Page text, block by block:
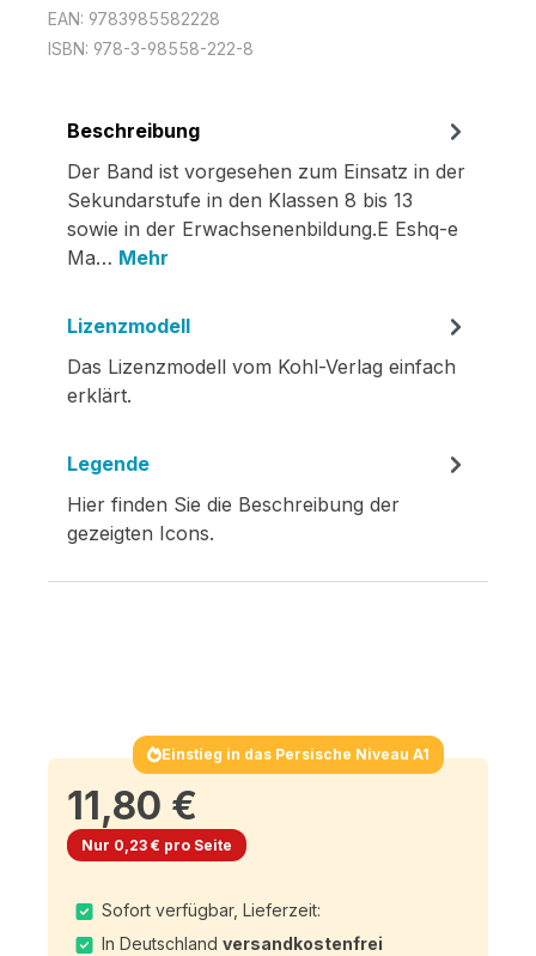
EAN: 9783985582228
ISBN: 978-3-98558-222-8
Beschreibung
Der Band ist vorgesehen zum Einsatz in der
Sekundarstufe in den Klassen 8 bis 13
sowie in der Erwachsenenbildung.E Eshq-e
Ma… Mehr
Lizenzmodell
Das Lizenzmodell vom Kohl-Verlag einfach
erklärt.
Legende
Hier finden Sie die Beschreibung der
gezeigten Icons.
Einstieg in das Persische Niveau A1
11,80 €
Nur 0,23 € pro Seite
Sofort verfügbar, Lieferzeit:
In Deutschlandversandkostenfrei